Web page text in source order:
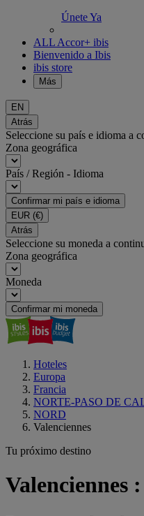
Únete Ya
ALL Accor+ ibis
Bienvenido a Ibis
ibis store
Más
EN
Atrás
Seleccione su país e idioma a
Zona geográfica
País / Región - Idioma
Confirmar mi país e idioma
EUR (€)
Atrás
Seleccione su moneda a
Zona geográfica
Moneda
Confirmar mi moneda
Hoteles
Europa
Francia
NORTE-PASO DE
NORD
Valenciennes
Tu próximo destino
Valenciennes